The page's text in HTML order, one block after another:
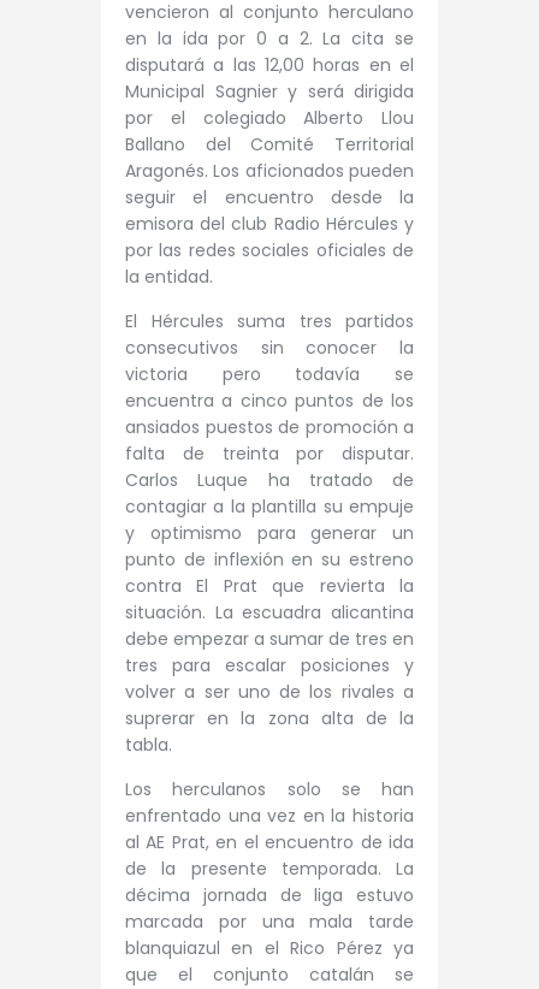
vencieron al conjunto herculano
en la ida por 0 a 2. La cita se
disputará a las 12,00 horas en el
Municipal Sagnier y será dirigida
por el colegiado Alberto Llou
Ballano del Comité Territorial
Aragonés. Los aficionados pueden
seguir el encuentro desde la
emisora del club Radio Hércules y
por las redes sociales oficiales de
la entidad.
El Hércules suma tres partidos
consecutivos sin conocer la
victoria pero todavía se
encuentra a cinco puntos de los
ansiados puestos de promoción a
falta de treinta por disputar.
Carlos Luque ha tratado de
contagiar a la plantilla su empuje
y optimismo para generar un
punto de inflexión en su estreno
contra El Prat que revierta la
situación. La escuadra alicantina
debe empezar a sumar de tres en
tres para escalar posiciones y
volver a ser uno de los rivales a
suprerar en la zona alta de la
tabla.
Los herculanos solo se han
enfrentado una vez en la historia
al AE Prat, en el encuentro de ida
de la presente temporada. La
décima jornada de liga estuvo
marcada por una mala tarde
blanquiazul en el Rico Pérez ya
que el conjunto catalán se